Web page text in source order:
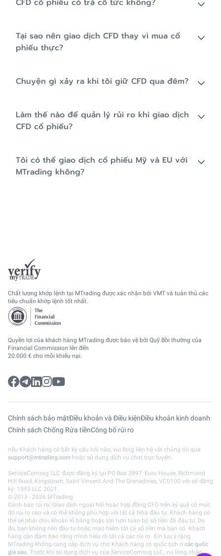
CFD cổ phiếu có trả cổ tức không?
Tại sao nên giao dịch CFD thay vì mua cổ
phiếu thực?
Chuyện gì xảy ra khi tôi giữ CFD qua đêm?
Làm thế nào để quản lý rủi ro khi giao dịch
CFD cổ phiếu?
Tôi có thể giao dịch cổ phiếu Mỹ và EU với
MTrading không?
Chất lượng khớp lệnh tại MTrading được xác nhận bởi VMT và tuân thủ các
tiêu chuẩn khớp lệnh tốt nhất.
Quyền lợi của khách hàng MTrading được bảo vệ bởi Quỹ Bồi thường của
Financial Commission lên đến
20.000 € cho mỗi khiếu nại.
Chính sách bảo mậtĐiều khoản và Điều kiệnĐiều khoản kinh doanh
Chính sách Chống Rửa tiềnCông bố rủi ro
nếu Khách hàng có bất kỳ câu hỏi nào, vui lòng liên hệ với chúng tôi qua
support@mtrading.com hoặc sử dụng dịch vụ chat trực tuyến.
ServiceComsvg LLC được đăng ký tại PO Box 2897, Euro House, Richmond
Hill Road, Kingstown, Saint Vincent And The Grenadines, VC0100 với số đăng
ký: 1593 LLC 2021.
© 2013 - 2026 MTrading
Cảnh báo rủi ro: Giao dịch ngoại hối hoặc hợp đồng CFD trên ký quỹ có mức
độ rủi ro cao và có thể không phù hợp với tất cả Nhà đầu tư. Khách hàng có
thể sẽ phải chịu khoản lỗ bằng hoặc lớn hơn toàn bộ số tiền đã đầu tư. Do
đó, bạn không nên đầu tư hoặc mạo hiểm tất cả số tiền mà bạn có. Khách
hàng cần đảm bảo rằng mình hiểu rõ tất cả các rủi ro. Xin lưu ý rằng
MTrading không cung cấp dịch vụ cho Khách hàng có quốc tịch ở các quốc
gia sau. Trước khi sử dụng dịch vụ của ServiceComsvg LLC, vui lòng nhận